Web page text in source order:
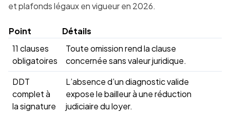
et plafonds légaux en vigueur en 2026.
Point
Détails
11 clauses
obligatoires
Toute omission rend la clause
concernée sans valeur juridique.
DDT
complet à
la signature
L’absence d’un diagnostic valide
expose le bailleur à une réduction
judiciaire du loyer.